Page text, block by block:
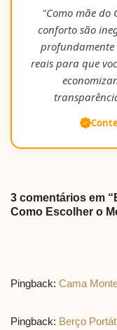
"Como mãe do
conforto são
profundamente
reais para que
3 comentários em
Como Escolher o
Pingback: Cama
Pingback: Berço